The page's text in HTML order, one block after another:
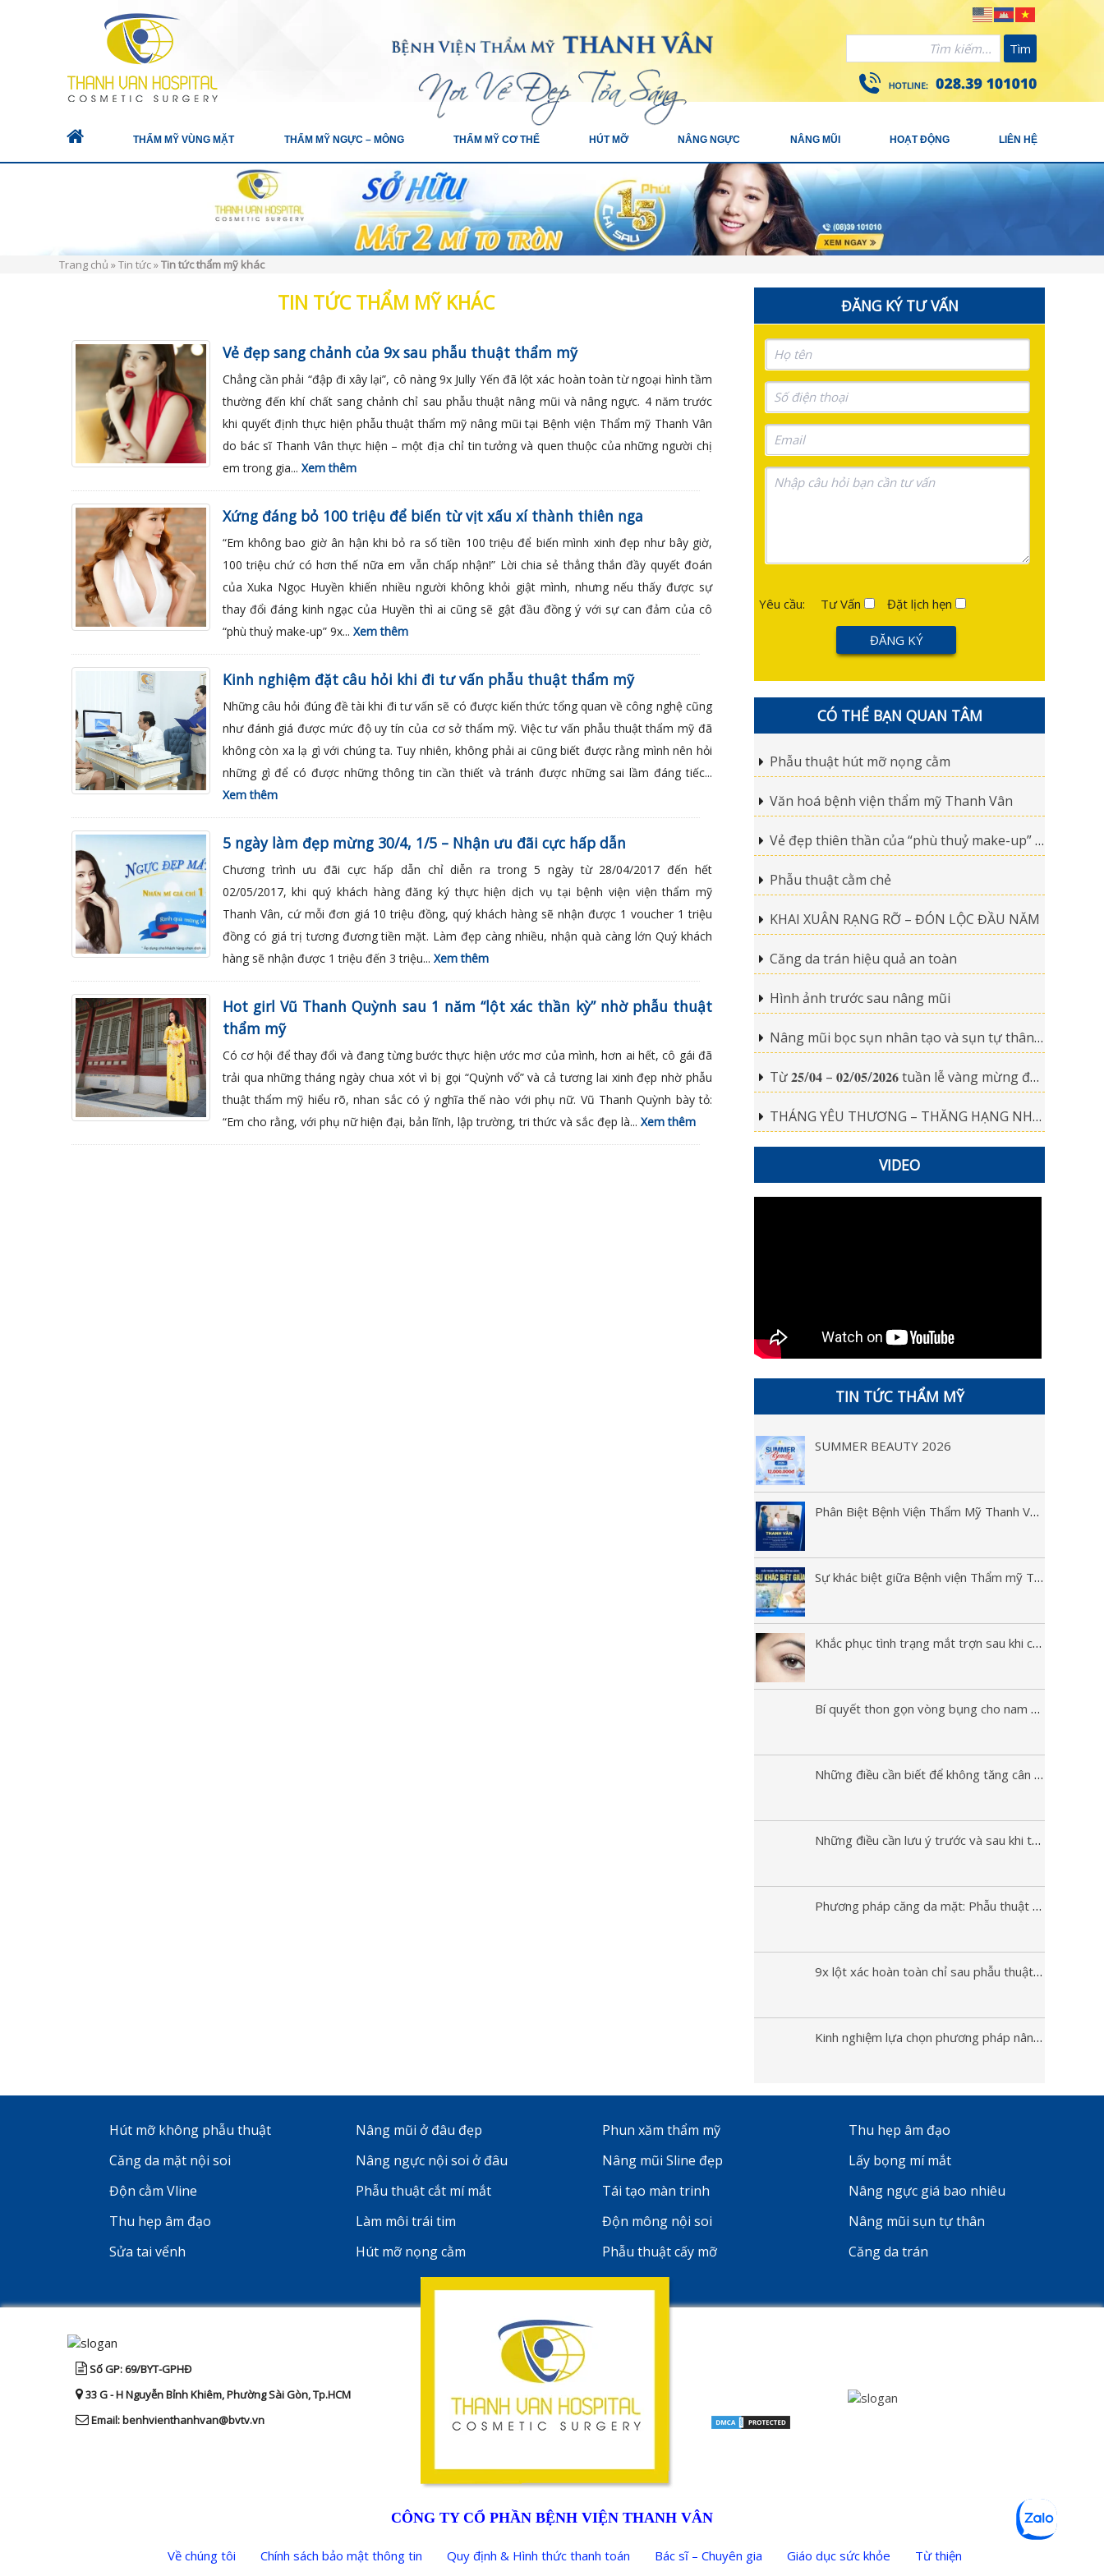
Tìm
THẨM MỸ VÙNG MẶT THẨM MỸ NGỰC – MÔNG THẨM MỸ CƠ THỂ HÚT MỠ NÂNG NGỰC NÂNG MŨI HOẠT ĐỘNG LIÊN HỆ
Trang chủ »Tin tức»Tin tức thẩm mỹ khác
TIN TỨC THẨM MỸ KHÁC
Vẻ đẹp sang chảnh của 9x sau phẫu thuật thẩm mỹ
Chẳng cần phải “đập đi xây lại”, cô nàng 9x Jully Yến đã lột xác hoàn toàn từ ngoại hình tầm
thường đến khí chất sang chảnh chỉ sau phẫu thuật nâng mũi và nâng ngực. 4 năm trước
khi quyết định thực hiện phẫu thuật thẩm mỹ nâng mũi tại Bệnh viện Thẩm mỹ Thanh Vân
do bác sĩ Thanh Vân thực hiện – một địa chỉ tin tưởng và quen thuộc của những người chị
em trong gia... Xem thêm
Xứng đáng bỏ 100 triệu để biến từ vịt xấu xí thành thiên nga
“Em không bao giờ ân hận khi bỏ ra số tiền 100 triệu để biến mình xinh đẹp như bây giờ,
100 triệu chứ có hơn thế nữa em vẫn chấp nhận!” Lời chia sẻ thẳng thắn đầy quyết đoán
của Xuka Ngọc Huyền khiến nhiều người không khỏi giật mình, nhưng nếu thấy được sự
thay đổi đáng kinh ngạc của Huyền thì ai cũng sẽ gật đầu đồng ý với sự can đảm của cô
“phù thuỷ make-up” 9x... Xem thêm
Kinh nghiệm đặt câu hỏi khi đi tư vấn phẫu thuật thẩm mỹ
Những câu hỏi đúng đề tài khi đi tư vấn sẽ có được kiến thức tổng quan về công nghệ cũng
như đánh giá được mức độ uy tín của cơ sở thẩm mỹ. Việc tư vấn phẫu thuật thẩm mỹ đã
không còn xa lạ gì với chúng ta. Tuy nhiên, không phải ai cũng biết được rằng mình nên hỏi
những gì để có được những thông tin cần thiết và tránh được những sai lầm đáng tiếc...
Xem thêm
5 ngày làm đẹp mừng 30/4, 1/5 – Nhận ưu đãi cực hấp dẫn
Chương trình ưu đãi cực hấp dẫn chỉ diễn ra trong 5 ngày từ 28/04/2017 đến hết
02/05/2017, khi quý khách hàng đăng ký thực hiện dịch vụ tại bệnh viện viện thẩm mỹ
Thanh Vân, cứ mỗi đơn giá 10 triệu đồng, quý khách hàng sẽ nhận được 1 voucher 1 triệu
đồng có giá trị tương đương tiền mặt. Làm đẹp càng nhiều, nhận quà càng lớn Quý khách
hàng sẽ nhận được 1 triệu đến 3 triệu... Xem thêm
Hot girl Vũ Thanh Quỳnh sau 1 năm “lột xác thần kỳ” nhờ phẫu thuật
thẩm mỹ
Có cơ hội để thay đổi và đang từng bước thực hiện ước mơ của mình, hơn ai hết, cô gái đã
trải qua những tháng ngày chua xót vì bị gọi “Quỳnh vổ” và cả tương lai xinh đẹp nhờ phẫu
thuật thẩm mỹ hiểu rõ, nhan sắc có ý nghĩa thế nào với phụ nữ. Vũ Thanh Quỳnh bày tỏ:
“Em cho rằng, với phụ nữ hiện đại, bản lĩnh, lập trường, tri thức và sắc đẹp là... Xem thêm
ĐĂNG KÝ TƯ VẤN
Yêu cầu: Tư Vấn Đặt lịch hẹn
CÓ THỂ BẠN QUAN TÂM
Phẫu thuật hút mỡ nọng cằm
Văn hoá bệnh viện thẩm mỹ Thanh Vân
Vẻ đẹp thiên thần của “phù thuỷ make-up” 9x sau 5 ca phẫu thuật thẩm mỹ
Phẫu thuật cằm chẻ
KHAI XUÂN RẠNG RỠ – ĐÓN LỘC ĐẦU NĂM
Căng da trán hiệu quả an toàn
Hình ảnh trước sau nâng mũi
Nâng mũi bọc sụn nhân tạo và sụn tự thân cái nào tốt hơn?
Từ 𝟐𝟓/𝟎𝟒 – 𝟎𝟐/𝟎𝟓/𝟐𝟎𝟐𝟔 tuần lễ vàng mừng đại lễ
THÁNG YÊU THƯƠNG – THĂNG HẠNG NHAN SẮC TOÀN DIỆN
VIDEO
TIN TỨC THẨM MỸ
SUMMER BEAUTY 2026
Phân Biệt Bệnh Viện Thẩm Mỹ Thanh Vân Và Thẩm Mỹ Thanh Vân Spa
Sự khác biệt giữa Bệnh viện Thẩm mỹ Thanh Vân và Thẩm mỹ Thanh Vân Spa
Khắc phục tình trạng mắt trợn sau khi cắt mí
Bí quyết thon gọn vòng bụng cho nam giới
Những điều cần biết để không tăng cân trở lại sau phẫu thuật hút mỡ
Những điều cần lưu ý trước và sau khi thực hiện hút mỡ
Phương pháp căng da mặt: Phẫu thuật và không phẫu thuật
9x lột xác hoàn toàn chỉ sau phẫu thuật nâng mũi
Kinh nghiệm lựa chọn phương pháp nâng mũi phù hợp
Hút mỡ không phẫu thuật
Căng da mặt nội soi
Độn cằm Vline
Thu hẹp âm đạo
Sửa tai vểnh
Nâng mũi ở đâu đẹp
Nâng ngực nội soi ở đâu
Phẫu thuật cắt mí mắt
Làm môi trái tim
Hút mỡ nọng cằm
Phun xăm thẩm mỹ
Nâng mũi Sline đẹp
Tái tạo màn trinh
Độn mông nội soi
Phẫu thuật cấy mỡ
Thu hẹp âm đạo
Lấy bọng mí mắt
Nâng ngực giá bao nhiêu
Nâng mũi sụn tự thân
Căng da trán
Số GP: 69/BYT-GPHĐ
33 G - H Nguyễn Bỉnh Khiêm, Phường Sài Gòn, Tp.HCM
Email: benhvienthanhvan@bvtv.vn
CÔNG TY CỔ PHẦN BỆNH VIỆN THANH VÂN
Về chúng tôi Chính sách bảo mật thông tin Quy định & Hình thức thanh toán Bác sĩ – Chuyên gia Giáo dục sức khỏe Từ thiện